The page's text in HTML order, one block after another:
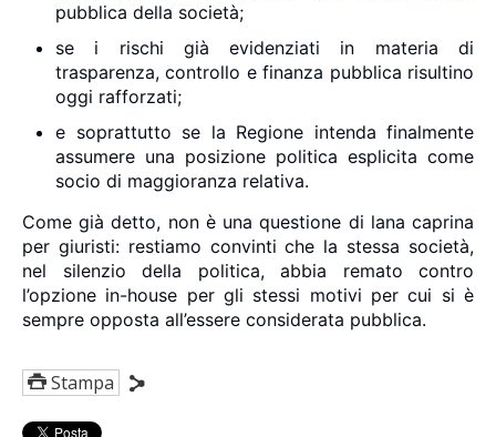
pubblica della società;
se i rischi già evidenziati in materia di
trasparenza, controllo e finanza pubblica risultino
oggi rafforzati;
e soprattutto se la Regione intenda finalmente
assumere una posizione politica esplicita come
socio di maggioranza relativa.
Come già detto, non è una questione di lana caprina
per giuristi: restiamo convinti che la stessa società,
nel silenzio della politica, abbia remato contro
l’opzione in-house per gli stessi motivi per cui si è
sempre opposta all’essere considerata pubblica.
Stampa